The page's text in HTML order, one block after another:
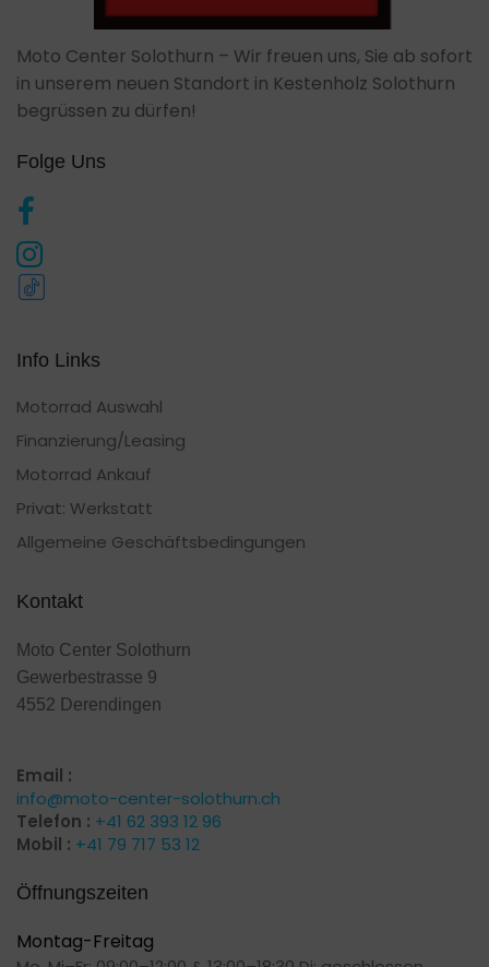
Moto Center Solothurn – Wir freuen uns, Sie ab sofort
in unserem neuen Standort in Kestenholz Solothurn
begrüssen zu dürfen!
Folge Uns
Info Links
Motorrad Auswahl
Finanzierung/Leasing
Motorrad Ankauf
Privat: Werkstatt
Allgemeine Geschäftsbedingungen
Kontakt
Moto Center Solothurn
Gewerbestrasse 9
4552 Derendingen
Email :
info@moto-center-solothurn.ch
Telefon : +41 62 393 12 96
Mobil : +41 79 717 53 12
Öffnungszeiten
Montag-Freitag